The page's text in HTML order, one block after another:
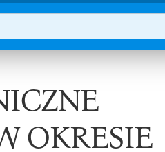
OKRESIE